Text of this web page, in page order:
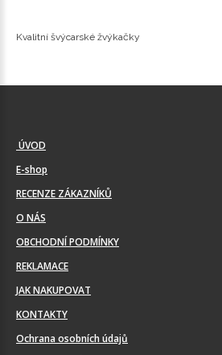
Kvalitní švýcarské žvýkačky
ÚVOD
E-shop
RECENZE ZÁKAZNÍKŮ
O NÁS
OBCHODNÍ PODMÍNKY
REKLAMACE
JAK NAKUPOVAT
KONTAKTY
Ochrana osobních údajů